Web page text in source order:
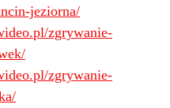
jeziorna/
zgrywanie-
zgrywanie-